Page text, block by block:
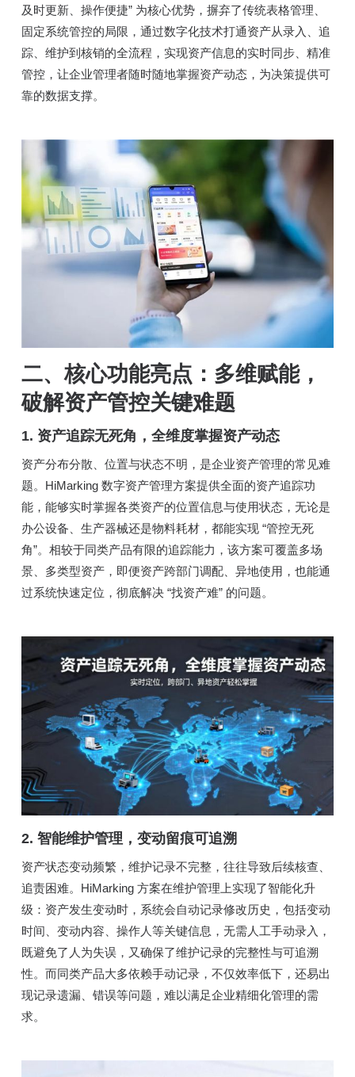
及时更新、操作便捷” 为核心优势，摒弃了传统表格管理、
固定系统管控的局限，通过数字化技术打通资产从录入、追
踪、维护到核销的全流程，实现资产信息的实时同步、精准
管控，让企业管理者随时随地掌握资产动态，为决策提供可
靠的数据支撑。
二、核心功能亮点：多维赋能，
破解资产管控关键难题
1. 资产追踪无死角，全维度掌握资产动态
资产分布分散、位置与状态不明，是企业资产管理的常见难
题。HiMarking 数字资产管理方案提供全面的资产追踪功
能，能够实时掌握各类资产的位置信息与使用状态，无论是
办公设备、生产器械还是物料耗材，都能实现 “管控无死
角”。相较于同类产品有限的追踪能力，该方案可覆盖多场
景、多类型资产，即便资产跨部门调配、异地使用，也能通
过系统快速定位，彻底解决 “找资产难” 的问题。
2. 智能维护管理，变动留痕可追溯
资产状态变动频繁，维护记录不完整，往往导致后续核查、
追责困难。HiMarking 方案在维护管理上实现了智能化升
级：资产发生变动时，系统会自动记录修改历史，包括变动
时间、变动内容、操作人等关键信息，无需人工手动录入，
既避免了人为失误，又确保了维护记录的完整性与可追溯
性。而同类产品大多依赖手动记录，不仅效率低下，还易出
现记录遗漏、错误等问题，难以满足企业精细化管理的需
求。